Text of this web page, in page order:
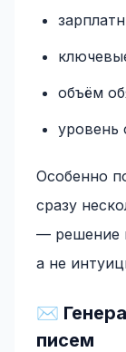
объём
уровень
Особенно
сразу
— решение
а не
✉️
писем